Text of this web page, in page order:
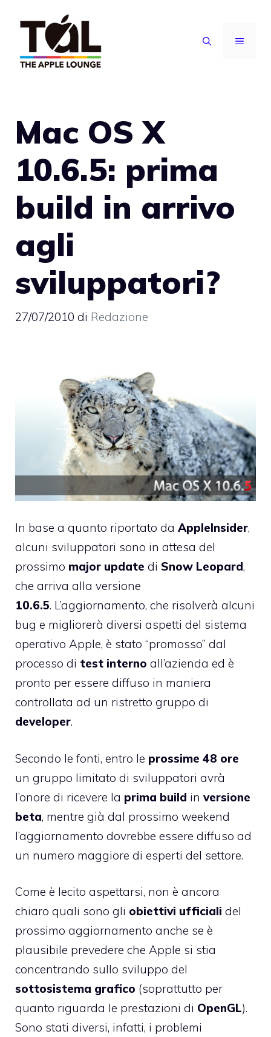
contenuto
MENU
Mac OS X
10.6.5: prima
build in arrivo
agli
sviluppatori?
27/07/2010 di Redazione
In base a quanto riportato da AppleInsider,
alcuni sviluppatori sono in attesa del
prossimo major update di Snow Leopard,
che arriva alla versione
10.6.5. L’aggiornamento, che risolverà alcuni
bug e migliorerà diversi aspetti del sistema
operativo Apple, è stato “promosso” dal
processo di test interno all’azienda ed è
pronto per essere diffuso in maniera
controllata ad un ristretto gruppo di
developer.
Secondo le fonti, entro le prossime 48 ore
un gruppo limitato di sviluppatori avrà
l’onore di ricevere la prima build in versione
beta, mentre già dal prossimo weekend
l’aggiornamento dovrebbe essere diffuso ad
un numero maggiore di esperti del settore.
Come è lecito aspettarsi, non è ancora
chiaro quali sono gli obiettivi ufficiali del
prossimo aggiornamento anche se è
plausibile prevedere che Apple si stia
concentrando sullo sviluppo del
sottosistema grafico (soprattutto per
quanto riguarda le prestazioni di OpenGL).
Sono stati diversi, infatti, i problemi